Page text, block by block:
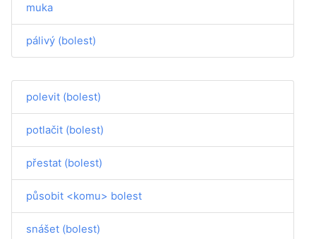
muka
pálivý (bolest)
polevit (bolest)
potlačit (bolest)
přestat (bolest)
působit <komu> bolest
snášet (bolest)